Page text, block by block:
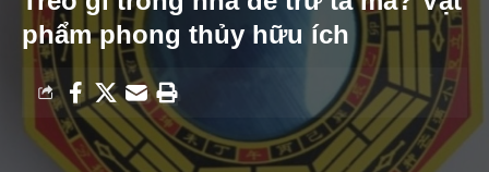
phẩm phong thủy hữu ích